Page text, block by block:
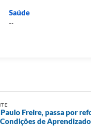
Saúde
--
Paulo Freire, passa por
de Aprendizado